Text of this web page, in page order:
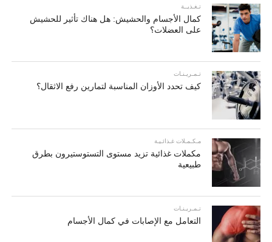
تـغـذيــة
كمال الأجسام والحشيش: هل هناك تأثير للحشيش
على العضلات؟
تـمـريـنـات
كيف تحدد الأوزان المناسبة لتمارين رفع الاثقال؟
مـكـمـلات غـذائـيـة
مكملات غذائية تزيد مستوى التستوستيرون بطرق
طبيعية
تـمـريـنـات
التعامل مع الإصابات في كمال الأجسام